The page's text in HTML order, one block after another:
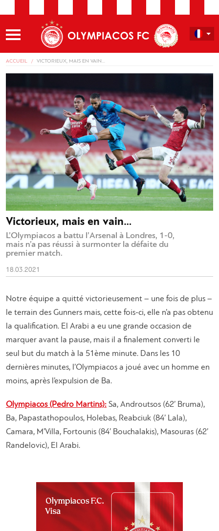
ACCUEIL VICTORIEUX, MAIS EN VAIN…
Victorieux, mais en vain…
L’Olympiacos a battu l’Arsenal à Londres, 1-0,
mais n’a pas réussi à surmonter la défaite du
premier match.
18.03.2021
Notre équipe a quitté victorieusement – une fois de plus –
le terrain des Gunners mais, cette fois-ci, elle n’a pas obtenu
la qualification. El Arabi a eu une grande occasion de
marquer avant la pause, mais il a finalement converti le
seul but du match à la 51ème minute. Dans les 10
dernières minutes, l’Olympiacos a joué avec un homme en
moins, après l’expulsion de Ba.
Olympiacos (Pedro Martins): Sa, Androutsos (62’ Bruma),
Ba, Papastathopoulos, Holebas, Reabciuk (84’ Lala),
Camara, M’Villa, Fortounis (84’ Bouchalakis), Masouras (62’
Randelovic), El Arabi.